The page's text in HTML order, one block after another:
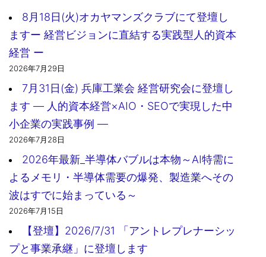
8月18日(火)オカヤマンズクラブにて登壇し
ますー 経営ビジョンに直結する実践型人的資本
経営 ー
2026年7月29日
7月31日(金) 兵庫工業会 経営研究会に登壇し
ます ― 人的資本経営×AIO・SEOで実現した中
小企業の実践事例 ―
2026年7月28日
2026年最新_半導体バブルは本物～AI特需に
よるメモリ・半導体需要の爆発、製造業へその
波はすでに始まっている～
2026年7月15日
【登壇】2026/7/31 「アントレプレナーシッ
プと事業承継」に登壇します